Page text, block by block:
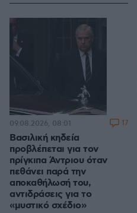
Βασιλική κηδεία
προβλέπεται για τον
πρίγκιπα Άντριου όταν
πεθάνει παρά την
αποκαθήλωσή του,
αντιδράσεις για το
«μυστικό σχέδιο»
09.08.2026, 08:01 17